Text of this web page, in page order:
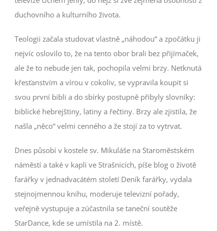
duchovního a kulturního života.
Teologii začala studovat vlastně „náhodou“ a zpočátku ji
nejvíc oslovilo to, že na tento obor brali bez přijímaček,
ale že to nebude jen tak, pochopila velmi brzy. Netknutá
křesťanstvím a vírou v cokoliv, se vypravila koupit si
svou první bibli a do sbírky postupně přibyly slovníky:
biblické hebrejštiny, latiny a řečtiny. Brzy ale zjistila, že
našla „něco“ velmi cenného a že stojí za to vytrvat.
Dnes působí v kostele sv. Mikuláše na Staroměstském
náměstí a také v kapli ve Strašnicích, píše blog o životě
farářky v jednadvacátém století Deník farářky, vydala
stejnojmennou knihu, moderuje televizní pořady,
veřejně vystupuje a zúčastnila se taneční soutěže
StarDance, kde se umístila na 2. místě.